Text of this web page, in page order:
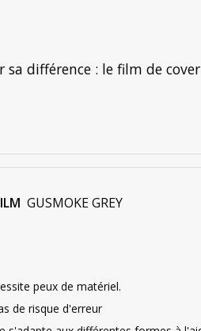
différence : le film de
GUSMOKE GREY
peux de matériel.
de risque d'erreur